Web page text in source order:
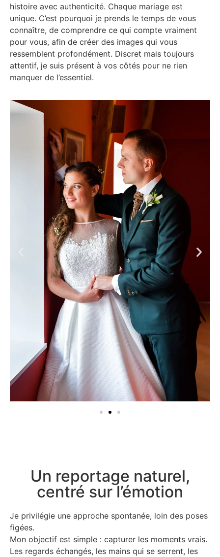
histoire avec authenticité. Chaque mariage est
unique. C’est pourquoi je prends le temps de vous
connaître, de comprendre ce qui compte vraiment
pour vous, afin de créer des images qui vous
ressemblent profondément. Discret mais toujours
attentif, je suis présent à vos côtés pour ne rien
manquer de l’essentiel.
Un reportage naturel,
centré sur l’émotion
Je privilégie une approche spontanée, loin des poses
figées.
Mon objectif est simple : capturer les moments vrais.
Les regards échangés, les mains qui se serrent, les